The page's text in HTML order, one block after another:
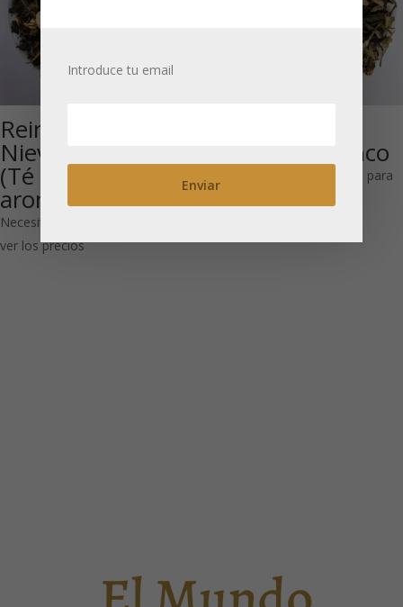
Reina de Las
Nieves Superior
(Té blanco
aromatizado)
Necesitas estar registrado para
ver los precios
Rosas: Té blanco
Necesitas estar registrado para
Introduce tu email